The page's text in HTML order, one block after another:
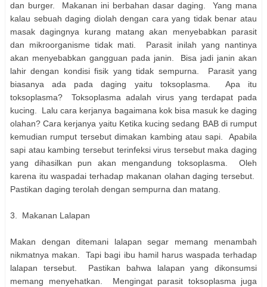
dan burger. Makanan ini berbahan dasar daging. Yang mana
kalau sebuah daging diolah dengan cara yang tidak benar atau
masak dagingnya kurang matang akan menyebabkan parasit
dan mikroorganisme tidak mati. Parasit inilah yang nantinya
akan menyebabkan gangguan pada janin. Bisa jadi janin akan
lahir dengan kondisi fisik yang tidak sempurna. Parasit yang
biasanya ada pada daging yaitu toksoplasma. Apa itu
toksoplasma? Toksoplasma adalah virus yang terdapat pada
kucing. Lalu cara kerjanya bagaimana kok bisa masuk ke daging
olahan? Cara kerjanya yaitu Ketika kucing sedang BAB di rumput
kemudian rumput tersebut dimakan kambing atau sapi. Apabila
sapi atau kambing tersebut terinfeksi virus tersebut maka daging
yang dihasilkan pun akan mengandung toksoplasma. Oleh
karena itu waspadai terhadap makanan olahan daging tersebut.
Pastikan daging terolah dengan sempurna dan matang.
3. Makanan Lalapan
Makan dengan ditemani lalapan segar memang menambah
nikmatnya makan. Tapi bagi ibu hamil harus waspada terhadap
lalapan tersebut. Pastikan bahwa lalapan yang dikonsumsi
memang menyehatkan. Mengingat parasit toksoplasma juga